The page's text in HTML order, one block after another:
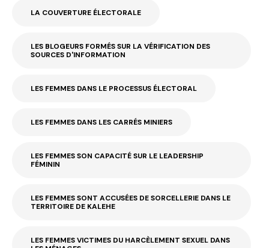
LA COUVERTURE ÉLECTORALE
LES BLOGEURS FORMÉS SUR LA VÉRIFICATION DES
SOURCES D'INFORMATION
LES FEMMES DANS LE PROCESSUS ÉLECTORAL
LES FEMMES DANS LES CARRÉS MINIERS
LES FEMMES SON CAPACITÉ SUR LE LEADERSHIP
FÉMININ
LES FEMMES SONT ACCUSÉES DE SORCELLERIE DANS LE
TERRITOIRE DE KALEHE
LES FEMMES VICTIMES DU HARCÈLEMENT SEXUEL DANS